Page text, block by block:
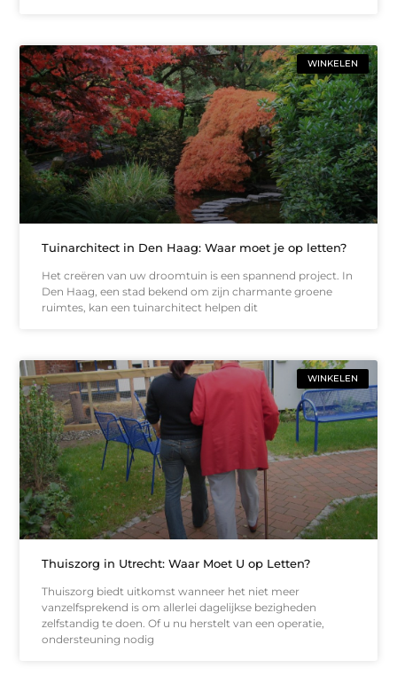
WINKELEN
Tuinarchitect in Den Haag: Waar moet je op letten?
Het creëren van uw droomtuin is een spannend project. In
Den Haag, een stad bekend om zijn charmante groene
ruimtes, kan een tuinarchitect helpen dit
WINKELEN
Thuiszorg in Utrecht: Waar Moet U op Letten?
Thuiszorg biedt uitkomst wanneer het niet meer
vanzelfsprekend is om allerlei dagelijkse bezigheden
zelfstandig te doen. Of u nu herstelt van een operatie,
ondersteuning nodig